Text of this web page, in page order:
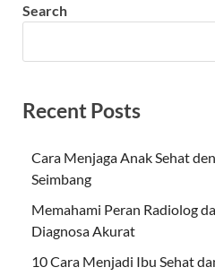
Search
Recent Posts
Cara Menjaga Anak Sehat
Seimbang
Memahami Peran Radiolog
Diagnosa Akurat
10 Cara Menjadi Ibu Sehat